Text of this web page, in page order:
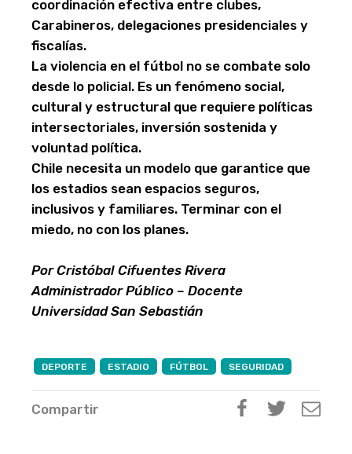
coordinación efectiva entre clubes,
Carabineros, delegaciones presidenciales y
fiscalías.
La violencia en el fútbol no se combate solo
desde lo policial. Es un fenómeno social,
cultural y estructural que requiere políticas
intersectoriales, inversión sostenida y
voluntad política.
Chile necesita un modelo que garantice que
los estadios sean espacios seguros,
inclusivos y familiares. Terminar con el
miedo, no con los planes.
Por Cristóbal Cifuentes Rivera
Administrador Público – Docente
Universidad San Sebastián
DEPORTE ESTADIO FÚTBOL SEGURIDAD
Compartir